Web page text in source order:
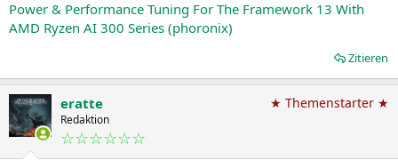
Power & Performance Tuning For The Framework 13 With
AMD Ryzen AI 300 Series (phoronix)
Zitieren
eratte
Redaktion
☆☆☆☆☆☆
★ Themenstarter ★